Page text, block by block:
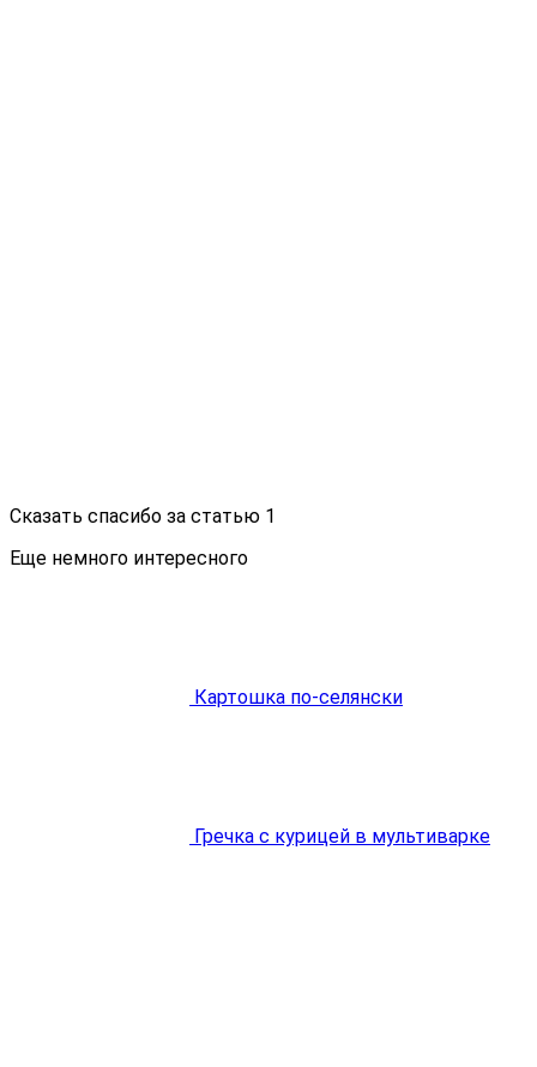
Сказать спасибо за статью 1
Еще немного интересного
Картошка по-селянски
Гречка с курицей в мультиварке